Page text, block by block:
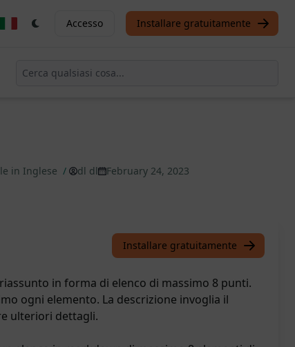
Accesso Installare gratuitamente
in Inglese / dl dl
February 24, 2023
Installare gratuitamente
in forma di elenco di massimo 8 punti.
ogni elemento. La descrizione invoglia il
ulteriori dettagli.